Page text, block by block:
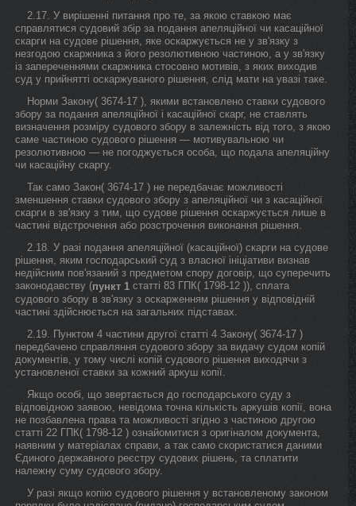
2.17. У вирішенні питання про те, за якою ставкою має
справлятися судовий збір за подання апеляційної чи касаційної
скарги на судове рішення, яке оскаржується не у зв'язку з
незгодою скаржника з його резолютивною частиною, а у зв'язку
із запереченнями скаржника стосовно мотивів, з яких виходив
суд у прийнятті оскаржуваного рішення, слід мати на увазі таке.
Норми Закону( 3674-17 ), якими встановлено ставки судового
збору за подання апеляційної і касаційної скарг, не ставлять
визначення розміру судового збору в залежність від того, з якою
саме частиною судового рішення — мотивувальною чи
резолютивною — не погоджується особа, що подала апеляційну
чи касаційну скаргу.
Так само Закон( 3674-17 ) не передбачає можливості
зменшення ставки судового збору з апеляційної чи з касаційної
скарги в зв'язку з тим, що судове рішення оскаржується лише в
частині відстрочення або розстрочення виконання рішення.
2.18. У разі подання апеляційної (касаційної) скарги на судове
рішення, яким господарський суд з власної ініціативи визнав
недійсним пов'язаний з предметом спору договір, що суперечить
законодавству (пункт 1 статті 83 ГПК( 1798-12 )), сплата
судового збору в зв'язку з оскарженням рішення у відповідній
частині здійснюється на загальних підставах.
2.19. Пунктом 4 частини другої статті 4 Закону( 3674-17 )
передбачено справляння судового збору за видачу судом копій
документів, у тому числі копій судового рішення виходячи з
установленої ставки за кожний аркуш копії.
Якщо особі, що звертається до господарського суду з
відповідною заявою, невідома точна кількість аркушів копії, вона
не позбавлена права та можливості згідно з частиною другою
статті 22 ГПК( 1798-12 ) ознайомитися з оригіналом документа,
наявним у матеріалах справи, а так само скористатися даними
Єдиного державного реєстру судових рішень, та сплатити
належну суму судового збору.
У разі якщо копію судового рішення у встановленому законом